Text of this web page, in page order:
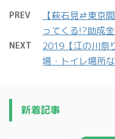
PREV
【萩石見⇄東京
ってくる!?助成
NEXT
2019【江の川祭
場・トイレ場所
新着記事